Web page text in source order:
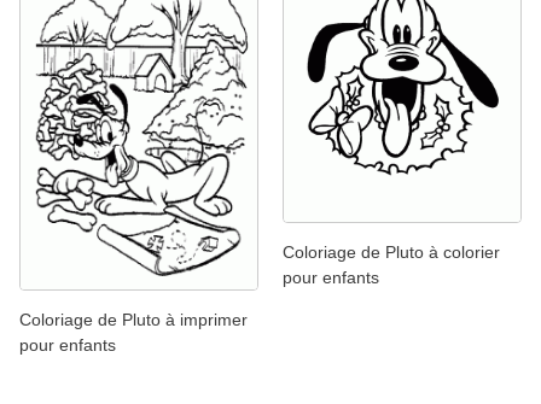
Coloriage de Pluto à imprimer
pour enfants
Coloriage de Pluto à colorier
pour enfants